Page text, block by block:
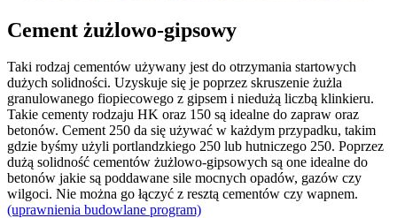
Cement żużlowo-gipsowy
Taki rodzaj cementów używany jest do otrzymania startowych
dużych solidności. Uzyskuje się je poprzez skruszenie żużla
granulowanego fiopiecowego z gipsem i niedużą liczbą klinkieru.
Takie cementy rodzaju HK oraz 150 są idealne do zapraw oraz
betonów. Cement 250 da się używać w każdym przypadku, takim
gdzie byśmy użyli portlandzkiego 250 lub hutniczego 250. Poprzez
dużą solidność cementów żużlowo-gipsowych są one idealne do
betonów jakie są poddawane sile mocnych opadów, gazów czy
wilgoci. Nie można go łączyć z resztą cementów czy wapnem.
(uprawnienia budowlane program)